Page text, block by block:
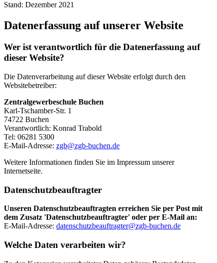
Stand: Dezember 2021
Datenerfassung auf unserer Website
Wer ist verantwortlich für die Datenerfassung auf
dieser Website?
Die Datenverarbeitung auf dieser Website erfolgt durch den
Websitebetreiber:
Zentralgewerbeschule Buchen
Karl-Tschamber-Str. 1
74722 Buchen
Verantwortlich: Konrad Trabold
Tel: 06281 5300
E-Mail-Adresse: zgb@zgb-buchen.de
Weitere Informationen finden Sie im Impressum unserer
Internetseite.
Datenschutzbeauftragter
Unseren Datenschutzbeauftragten erreichen Sie per Post mit
dem Zusatz 'Datenschutzbeauftragter' oder per E-Mail an:
E-Mail-Adresse: datenschutzbeauftragter@zgb-buchen.de
Welche Daten verarbeiten wir?